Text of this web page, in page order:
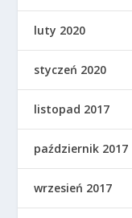
luty 2020
styczeń 2020
listopad 2017
październik 2017
wrzesień 2017